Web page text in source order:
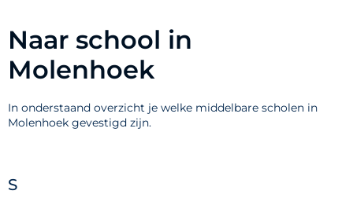
Naar school in
Molenhoek
In onderstaand overzicht je welke middelbare scholen in
Molenhoek gevestigd zijn.
S